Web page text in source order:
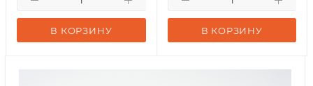
В КОРЗИНУ В КОРЗИНУ